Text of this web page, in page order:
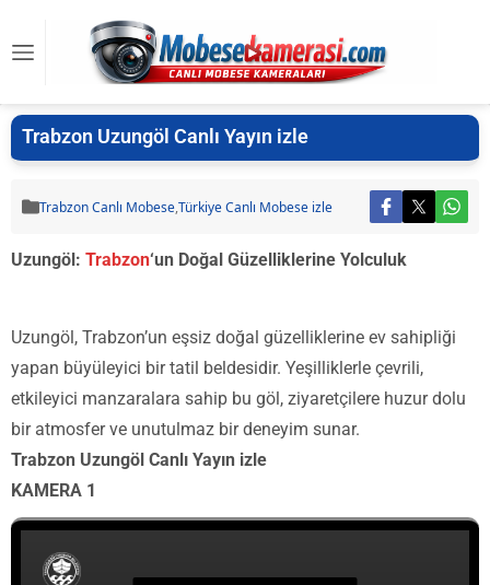
Trabzon Uzungöl Canlı Yayın izle
Trabzon Canlı Mobese,Türkiye Canlı Mobese izle
Uzungöl: Trabzon‘un Doğal Güzelliklerine Yolculuk
Uzungöl, Trabzon’un eşsiz doğal güzelliklerine ev sahipliği
yapan büyüleyici bir tatil beldesidir. Yeşilliklerle çevrili,
etkileyici manzaralara sahip bu göl, ziyaretçilere huzur dolu
bir atmosfer ve unutulmaz bir deneyim sunar.
Trabzon Uzungöl Canlı Yayın izle
KAMERA 1